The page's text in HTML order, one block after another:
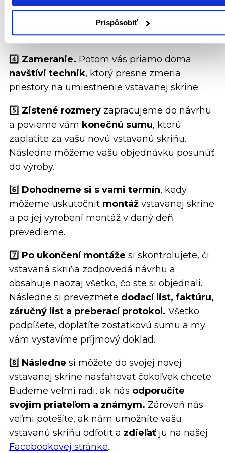
Prispôsobiť
návrh osloví natoľko, že sa ho rozhodnete
objednať, spíšeme objednávku a zaplatíte
zálohovú platbu.
4️⃣ Zameranie. Potom vás priamo doma
navštívi technik, ktorý presne zmeria
priestory na umiestnenie vstavanej skrine.
5️⃣ Zistené rozmery zapracujeme do návrhu
a povieme vám konečnú sumu, ktorú
zaplatíte za vašu novú vstavanú skriňu.
Následne môžeme vašu objednávku posunúť
do výroby.
6️⃣ Dohodneme si s vami termín, kedy
môžeme uskutočniť montáž vstavanej skrine
a po jej vyrobení montáž v daný deň
prevedieme.
7️⃣ Po ukončení montáže si skontrolujete, či
vstavaná skriňa zodpovedá návrhu a
obsahuje naozaj všetko, čo ste si objednali.
Následne si prevezmete dodací list, faktúru,
záručný list a preberací protokol. Všetko
podpíšete, doplatíte zostatkovú sumu a my
vám vystavíme príjmový doklad.
8️⃣ Následne si môžete do svojej novej
vstavanej skrine nasťahovať čokoľvek chcete.
Budeme veľmi radi, ak nás odporučíte
svojim priateľom a známym. Zároveň nás
veľmi potešíte, ak nám umožníte vašu
vstavanú skriňu odfotiť a zdieľať ju na našej
Facebookovej stránke.